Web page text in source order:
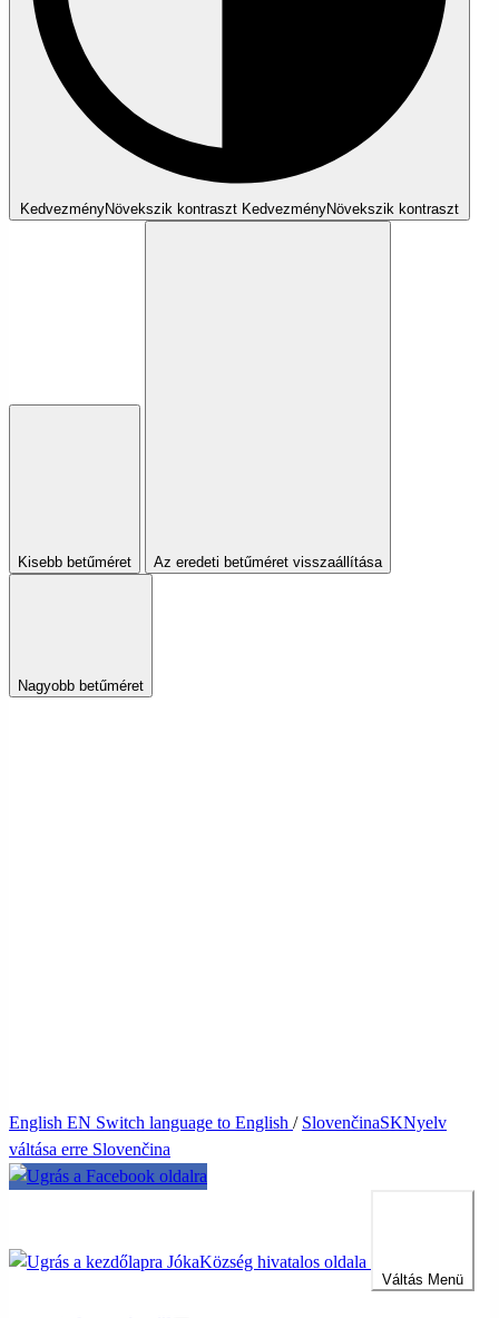
KedvezményNövekszik kontraszt KedvezményNövekszik kontraszt
Kisebb betűméret Az eredeti betűméret visszaállítása
Nagyobb betűméret
English EN Switch language to English / SlovenčinaSKNyelv
váltása erre Slovenčina
JókaKözség hivatalos oldala
Váltás Menü